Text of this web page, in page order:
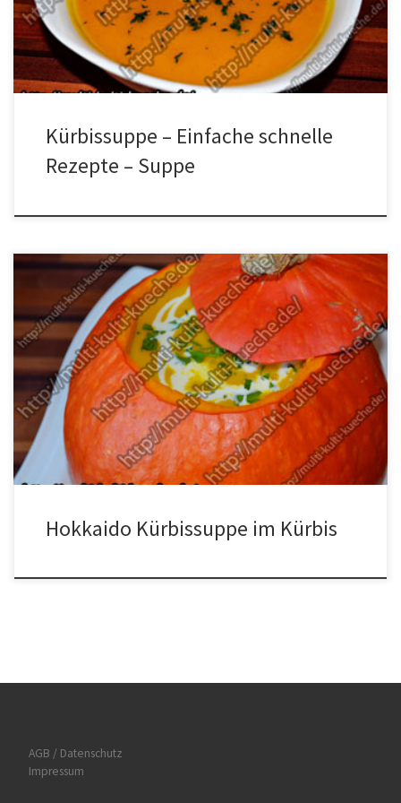
Topf geben und das Gemüse darin anschwitzen. Nun ca. 1 Liter
Wasser dazugeben und […]
Kürbissuppe – Einfache schnelle
Rezepte – Suppe
Zutaten für Hokkaido Kürbissuppe Zubereitung Als erstes die
Kartoffeln und die Zwiebeln schälen und klein schneiden, den
Knobi pressen, die Petersilie und den Ingwer klein hacken, den
Kürbis oben wie ein Deckel abschneiden, entkernen und
Ausscharben. Butter in einem Topf schmelzen lassen und die
Zwiebeln darin glasig dünsten. Den Knobi […]
Hokkaido Kürbissuppe im Kürbis
AGB / Datenschutz
Impressum